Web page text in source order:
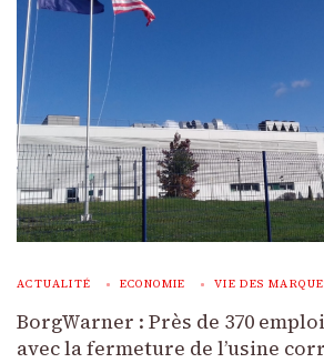
ACTUALITÉ ECONOMIE VIE DES
BorgWarner : Près de 370
avec la fermeture de l’usine